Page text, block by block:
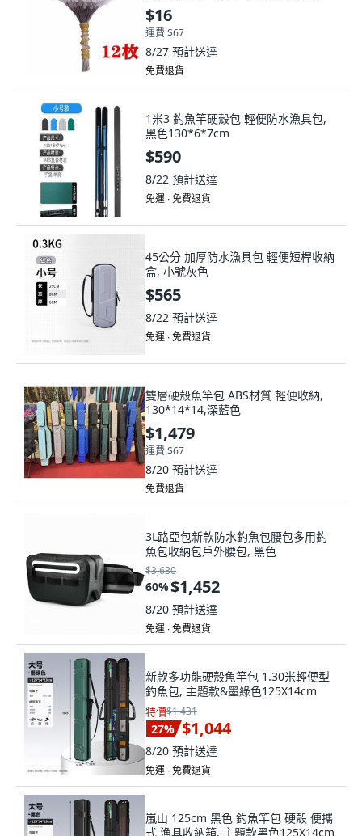
$16
運費 $67
8/27 預計送達
免費退貨
1米3 釣魚竿硬殼包 輕便防水漁具包,
黑色130*6*7cm
$590
8/22 預計送達
免運 ∙ 免費退貨
45公分 加厚防水漁具包 輕便短桿收納
盒, 小號灰色
$565
8/22 預計送達
免運 ∙ 免費退貨
雙層硬殼魚竿包 ABS材質 輕便收納,
130*14*14,深藍色
$1,479
運費 $67
8/20 預計送達
免費退貨
3L路亞包新款防水釣魚包腰包多用釣
魚包收納包戶外腰包, 黑色
$3,630
60%$1,452
8/20 預計送達
免運 ∙ 免費退貨
新款多功能硬殼魚竿包 1.30米輕便型
釣魚包, 主題款&墨綠色125X14cm
特價$1,431
27% $1,044
8/20 預計送達
免運 ∙ 免費退貨
嵐山 125cm 黑色 釣魚竿包 硬殼 便攜
式 漁具收納箱, 主題款黑色125X14cm